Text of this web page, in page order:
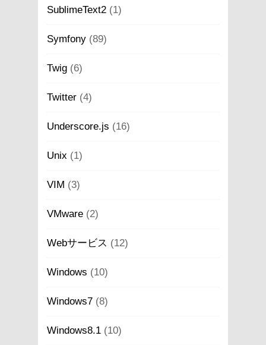
SublimeText2 (1)
Symfony (89)
Twig (6)
Twitter (4)
Underscore.js (16)
Unix (1)
VIM (3)
VMware (2)
Webサービス (12)
Windows (10)
Windows7 (8)
Windows8.1 (10)